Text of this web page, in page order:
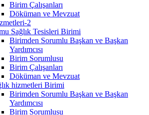
Birim Çalışanları
Döküman ve Mevzuat
2
Sağlık Tesisleri Birimi
Birimden Sorumlu Başkan ve Başkan
Yardımcısı
Birim Sorumlusu
Birim Çalışanları
Döküman ve Mevzuat
hizmetleri Birimi
Birimden Sorumlu Başkan ve Başkan
Yardımcısı
Birim Sorumlusu